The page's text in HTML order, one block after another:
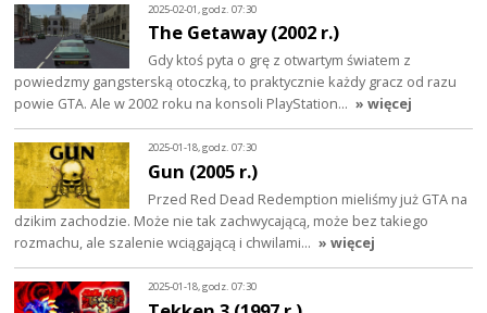
2025-02-01, godz. 07:30
The Getaway (2002 r.)
Gdy ktoś pyta o grę z otwartym światem z
powiedzmy gangsterską otoczką, to praktycznie każdy gracz od razu
powie GTA. Ale w 2002 roku na konsoli PlayStation… » więcej
2025-01-18, godz. 07:30
Gun (2005 r.)
Przed Red Dead Redemption mieliśmy już GTA na
dzikim zachodzie. Może nie tak zachwycającą, może bez takiego
rozmachu, ale szalenie wciągającą i chwilami… » więcej
2025-01-18, godz. 07:30